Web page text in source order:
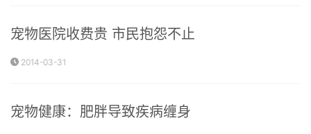
宠物医院收费贵 市民抱怨不止
2014-03-31
宠物健康：肥胖导致疾病缠身